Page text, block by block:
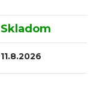
Skladom
11.8.2026